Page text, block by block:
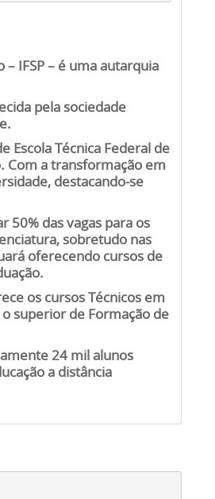
– IFSP – é uma autarquia
pela sociedade
Escola Técnica Federal de
Com a transformação em
destacando-se
50% das vagas para os
sobretudo nas
oferecendo cursos de
os cursos Técnicos em
superior de Formação de
24 mil alunos
a distância